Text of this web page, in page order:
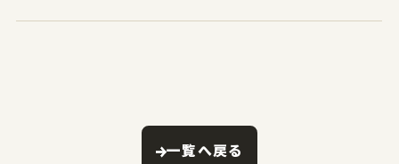
一覧へ戻る